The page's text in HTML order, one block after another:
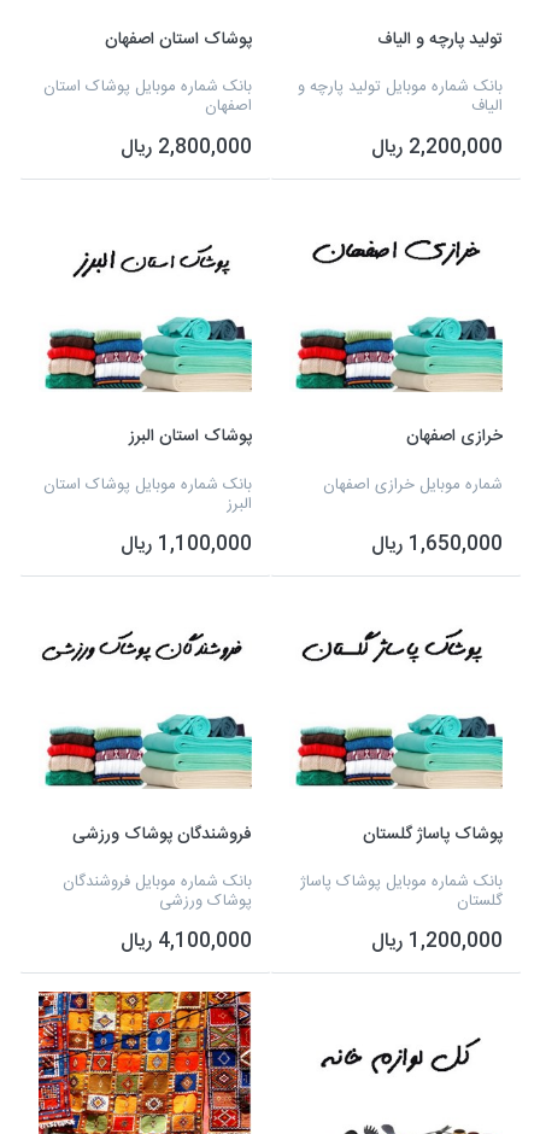
تولید پارچه و الیاف
بانک شماره موبایل تولید پارچه و
الیاف
2,200,000 ریال
پوشاک استان اصفهان
بانک شماره موبایل پوشاک استان
اصفهان
2,800,000 ریال
خرازی اصفهان
شماره موبایل خرازی اصفهان
1,650,000 ریال
پوشاک استان البرز
بانک شماره موبایل پوشاک استان
البرز
1,100,000 ریال
پوشاک پاساژ گلستان
بانک شماره موبایل پوشاک پاساژ
گلستان
1,200,000 ریال
فروشندگان پوشاک ورزشی
بانک شماره موبایل فروشندگان
پوشاک ورزشی
4,100,000 ریال